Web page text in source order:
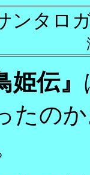
ンタロ
姫伝』
たの